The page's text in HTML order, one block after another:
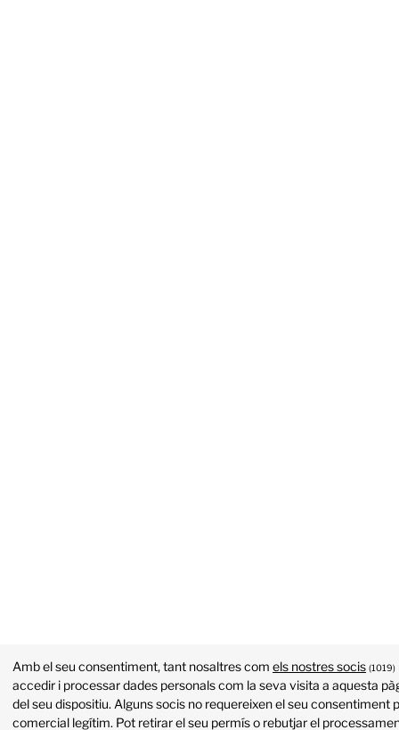
Amb el seu consentiment, tant nosaltres com els nostres socis (1019)
accedir i processar dades personals com la seva visita a aquesta
del seu dispositiu. Alguns socis no requereixen el seu consentiment
comercial legítim. Pot retirar el seu permís o rebutjar el